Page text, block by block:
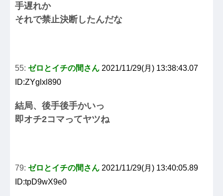
手遅れか
それで禁止決断したんだな
55: ゼロとイチの間さん 2021/11/29(月) 13:38:43.07
ID:ZYglxl890
結局、後手後手かいっ
即オチ2コマってヤツね
79: ゼロとイチの間さん 2021/11/29(月) 13:40:05.89
ID:tpD9wX9e0